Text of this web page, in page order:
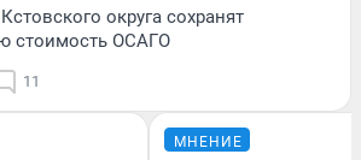
округа сохранят
стоимость ОСАГО
11
МНЕНИЕ